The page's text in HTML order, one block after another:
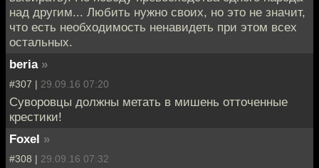
над другим... Любить нужно своих, но это не значит,
что есть необходимость ненавидеть при этом всех
остальных.
beria »
#307 | 29.09.16 07:20
Суворовцы должны метать в мишень отточенные
крестики!
Foxel »
#308 | 29.09.16 07:32